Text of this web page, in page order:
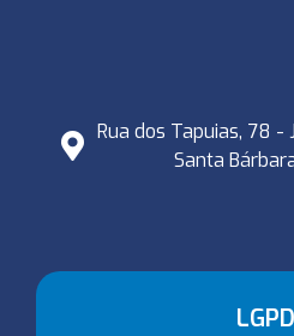
Rua dos Tapuias, 78 -
Santa